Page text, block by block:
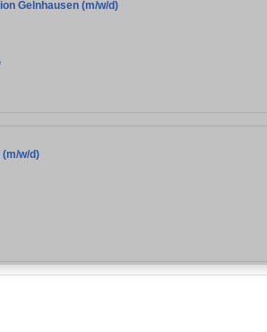
Gelnhausen (m/w/d)
w/d)